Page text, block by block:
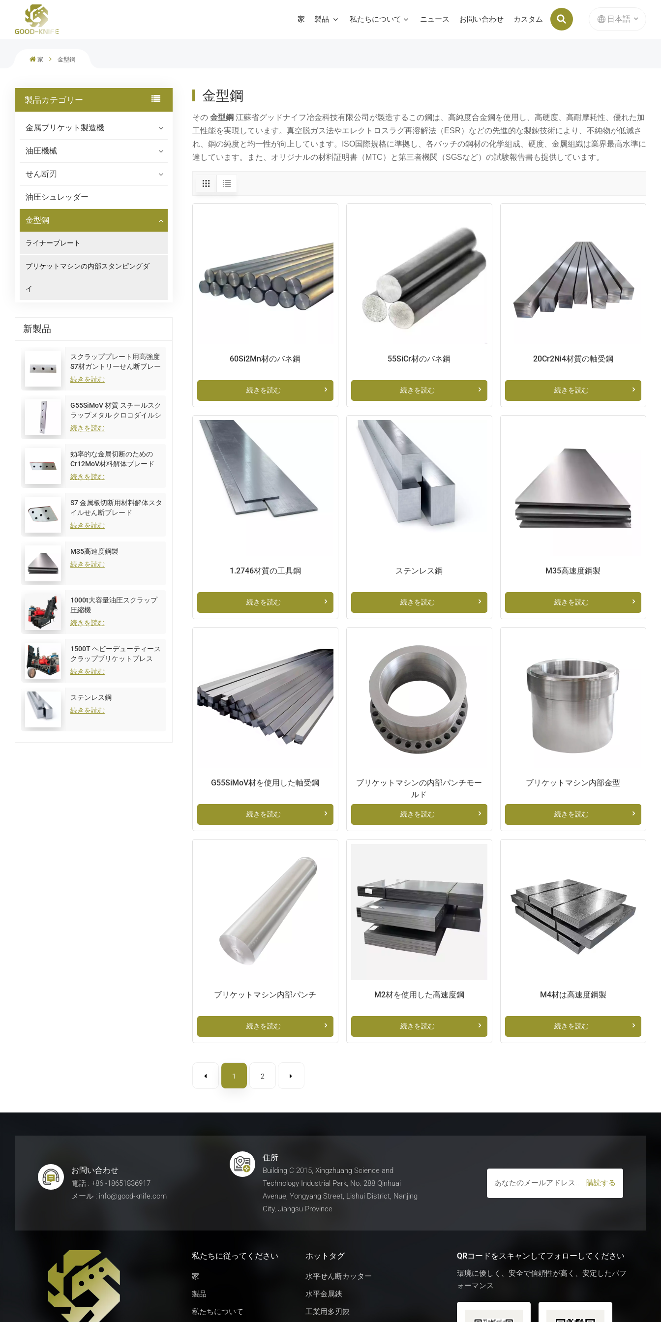
家 製品 私たちについて ニュース お問い合わせ カスタム 日本語
русский
italiano
日本語
Indonesia
家 金型鋼
製品カテゴリー
金属ブリケット製造機
油圧機械
せん断刃
油圧シュレッダー
金型鋼
ライナープレート
ブリケットマシンの内部スタンピングダ
イ
新製品
スクラッププレート用高強度
S7材ガントリーせん断ブレー
ド
続きを読む
G55SiMoV 材質 スチールスク
ラップメタル クロコダイルシ
アーブレード
続きを読む
効率的な金属切断のための
Cr12MoV材料解体ブレード
続きを読む
S7 金属板切断用材料解体スタ
イルせん断ブレード
続きを読む
M35高速度鋼製
続きを読む
1000t大容量油圧スクラップ
圧縮機
続きを読む
1500T ヘビーデューティース
クラップブリケットプレス
続きを読む
ステンレス鋼
続きを読む
金型鋼
その 金型鋼 江蘇省グッドナイフ冶金科技有限公司が製造するこの鋼は、高純度合金鋼を使用し、高硬度、高耐摩耗性、優れた加
工性能を実現しています。真空脱ガス法やエレクトロスラグ再溶解法（ESR）などの先進的な製錬技術により、不純物が低減さ
れ、鋼の純度と均一性が向上しています。ISO国際規格に準拠し、各バッチの鋼材の化学組成、硬度、金属組織は業界最高水準に
達しています。また、オリジナルの材料証明書（MTC）と第三者機関（SGSなど）の試験報告書も提供しています。
60Si2Mn材のバネ鋼
続きを読む
55SiCr材のバネ鋼
続きを読む
20Cr2Ni4材質の軸受鋼
続きを読む
1.2746材質の工具鋼
続きを読む
ステンレス鋼
続きを読む
M35高速度鋼製
続きを読む
G55SiMoV材を使用した軸受鋼
続きを読む
ブリケットマシンの内部パンチモー
ルド
続きを読む
ブリケットマシン内部金型
続きを読む
ブリケットマシン内部パンチ
続きを読む
M2材を使用した高速度鋼
続きを読む
M4材は高速度鋼製
続きを読む
1 2
お問い合わせ
電話 : +86 -18651836917
メール : info@good-knife.com
住所
Building C 2015, Xingzhuang Science and
Technology Industrial Park, No. 288 Qinhuai
Avenue, Yongyang Street, Lishui District, Nanjing
City, Jiangsu Province
私たちに従ってください
家
製品
私たちについて
ホットタグ
水平せん断カッター
水平金属鋏
工業用多刃鋏
QRコードをスキャンしてフォローしてください
環境に優しく、安全で信頼性が高く、安定したパフ
ォーマンス